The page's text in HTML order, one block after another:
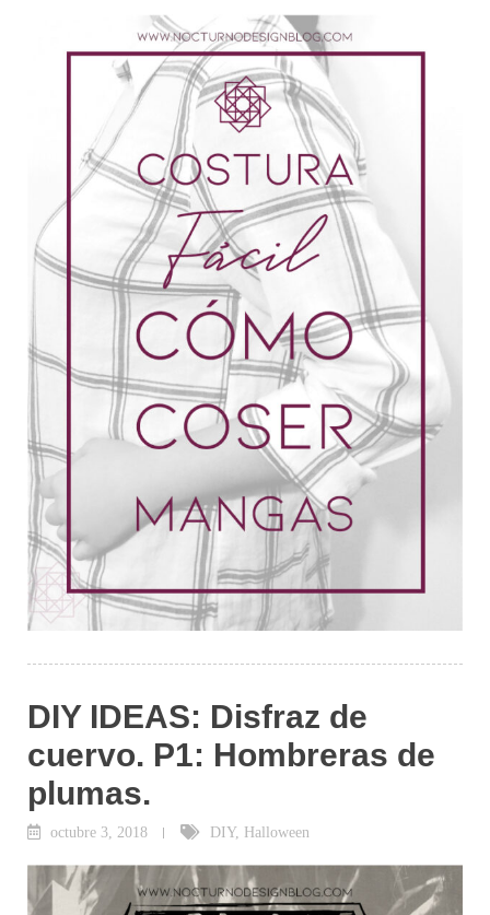
DIY IDEAS: Disfraz de
cuervo. P1: Hombreras de
plumas.
octubre 3, 2018 DIY, Halloween